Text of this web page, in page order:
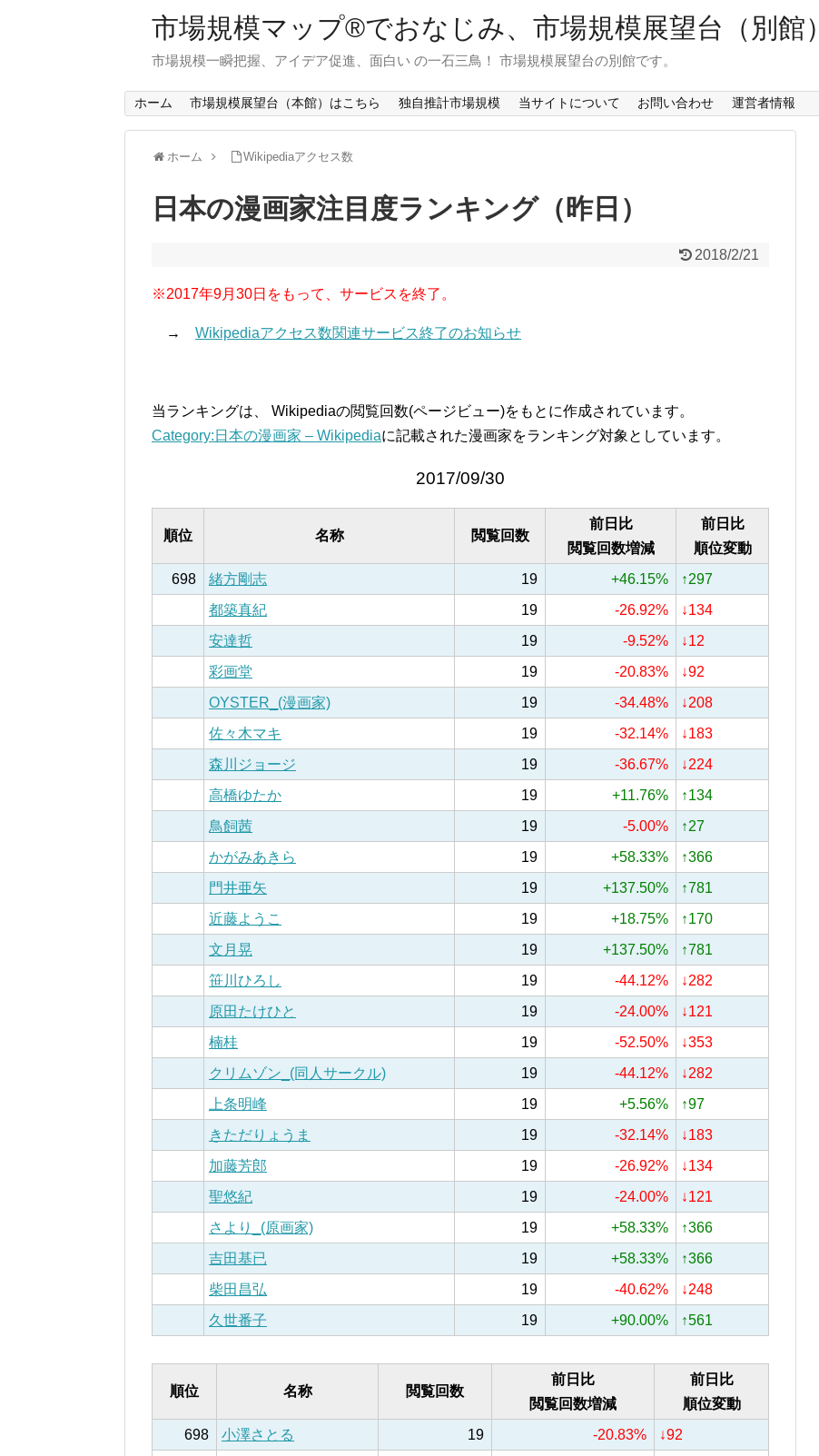
市場規模マップ®でおなじみ、市場規模展望台（別館）
市場規模一瞬把握、アイデア促進、面白い の一石三鳥！ 市場規模展望台の別館です。
ホーム 市場規模展望台（本館）はこちら 独自推計市場規模 当サイトについて お問い合わせ 運営者情報
ホーム Wikipediaアクセス数
日本の漫画家注目度ランキング（昨日）
2018/2/21
※2017年9月30日をもって、サービスを終了。
→ Wikipediaアクセス数関連サービス終了のお知らせ
当ランキングは、 Wikipediaの閲覧回数(ページビュー)をもとに作成されています。
Category:日本の漫画家 – Wikipediaに記載された漫画家をランキング対象としています。
2017/09/30
順位 名称 閲覧回数
前日比
閲覧回数増減
前日比
順位変動
698
緒方剛志 19 +46.15%
↑297
都築真紀
19 -26.92%
↓134
安達哲
19 -9.52%
↓12
彩画堂
19 -20.83%
↓92
OYSTER_(漫画家)
19 -34.48%
↓208
佐々木マキ
19 -32.14%
↓183
森川ジョージ
19 -36.67%
↓224
高橋ゆたか
19 +11.76%
↑134
鳥飼茜
19 -5.00%
↑27
かがみあきら
19 +58.33%
↑366
門井亜矢
19 +137.50%
↑781
近藤ようこ
19 +18.75%
↑170
文月晃
19 +137.50%
↑781
笹川ひろし
19 -44.12%
↓282
原田たけひと
19 -24.00%
↓121
楠桂
19 -52.50%
↓353
クリムゾン_(同人サークル)
19 -44.12%
↓282
上条明峰
19 +5.56%
↑97
きただりょうま
19 -32.14%
↓183
加藤芳郎
19 -26.92%
↓134
聖悠紀
19 -24.00%
↓121
さより_(原画家)
19 +58.33%
↑366
吉田基已
19 +58.33%
↑366
柴田昌弘
19 -40.62%
↓248
久世番子
19 +90.00% ↑561
順位 名称 閲覧回数
前日比
閲覧回数増減
前日比
順位変動
698
小澤さとる 19 -20.83%
↓92